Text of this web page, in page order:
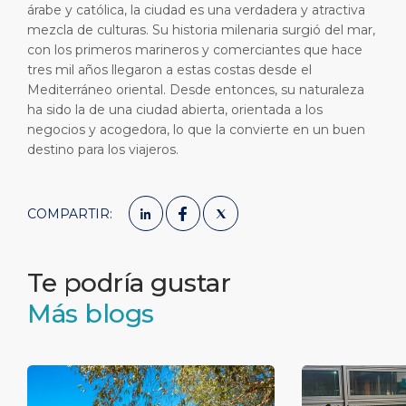
árabe y católica, la ciudad es una verdadera y atractiva
mezcla de culturas. Su historia milenaria surgió del mar,
con los primeros marineros y comerciantes que hace
tres mil años llegaron a estas costas desde el
Mediterráneo oriental. Desde entonces, su naturaleza
ha sido la de una ciudad abierta, orientada a los
negocios y acogedora, lo que la convierte en un buen
destino para los viajeros.
COMPARTIR:
Te podría gustar
Más blogs